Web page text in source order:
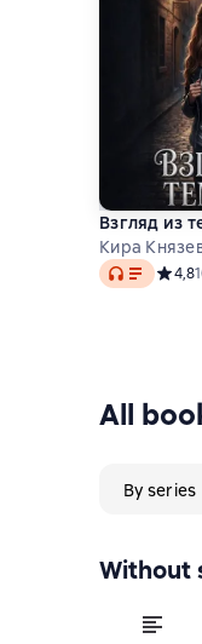
Взгляд из
Кира
Audio 4,8
All
By series
Without